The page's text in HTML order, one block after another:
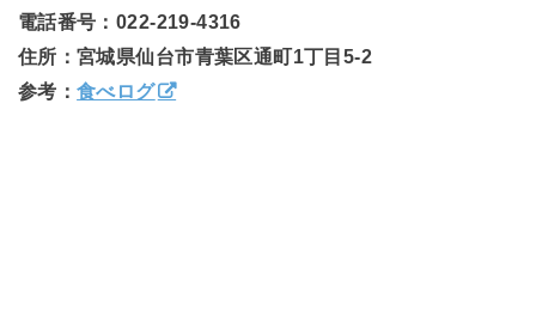
電話番号：022-219-4316
住所：宮城県仙台市青葉区通町1丁目5-2
参考：食べログ